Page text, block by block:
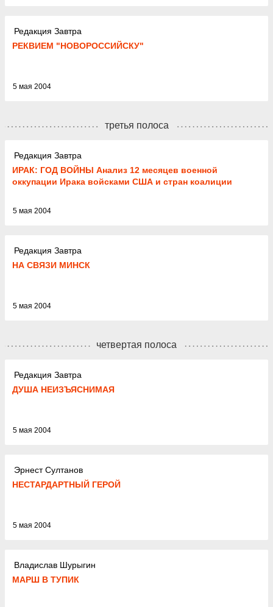
Редакция Завтра
РЕКВИЕМ "НОВОРОССИЙСКУ"
5 мая 2004
третья полоса
Редакция Завтра
ИРАК: ГОД ВОЙНЫ Анализ 12 месяцев военной
оккупации Ирака войсками США и стран коалиции
5 мая 2004
Редакция Завтра
НА СВЯЗИ МИНСК
5 мая 2004
четвертая полоса
Редакция Завтра
ДУША НЕИЗЪЯСНИМАЯ
5 мая 2004
Эрнест Султанов
НЕСТАРДАРТНЫЙ ГЕРОЙ
5 мая 2004
Владислав Шурыгин
МАРШ В ТУПИК